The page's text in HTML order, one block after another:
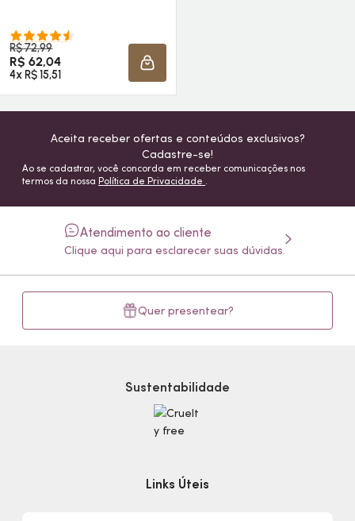
R$ 72,99
R$ 62,04
4x R$ 15,51 ADICIONAR À SACOLA
Aceita receber ofertas e conteúdos exclusivos?
Cadastre-se!
Ao se cadastrar, você concorda em receber comunicações nos
termos da nossa Política de Privacidade .
Atendimento ao cliente
Clique aqui para esclarecer suas dúvidas.
Quer presentear?
Sustentabilidade
Links Úteis